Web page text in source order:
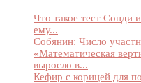
Что такое тест Сонди
ему...
Собянин: Число
«Математическая
выросло в...
Кефир с корицей для